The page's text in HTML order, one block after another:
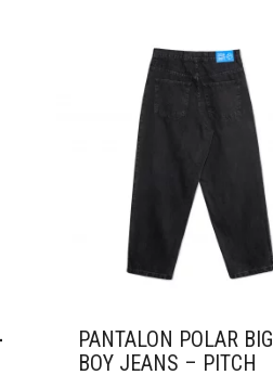
Ajouter à mes favoris
PANTALON POLAR BIG
BOY JEANS – PITCH